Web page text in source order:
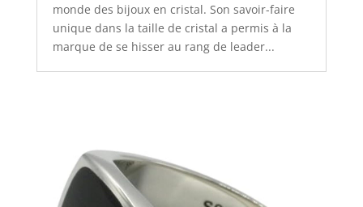
monde des bijoux en cristal. Son savoir-faire
unique dans la taille de cristal a permis à la
marque de se hisser au rang de leader...